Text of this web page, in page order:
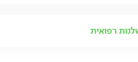
רפואית